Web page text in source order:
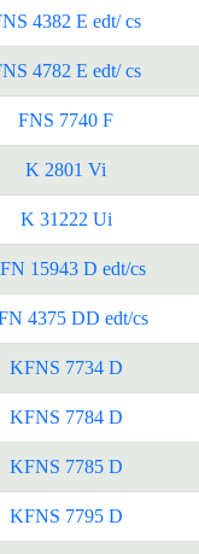
4382 E edt/ cs
4782 E edt/ cs
FNS 7740 F
K 2801 Vi
K 31222 Ui
15943 D edt/cs
4375 DD edt/cs
KFNS 7734 D
KFNS 7784 D
KFNS 7785 D
KFNS 7795 D